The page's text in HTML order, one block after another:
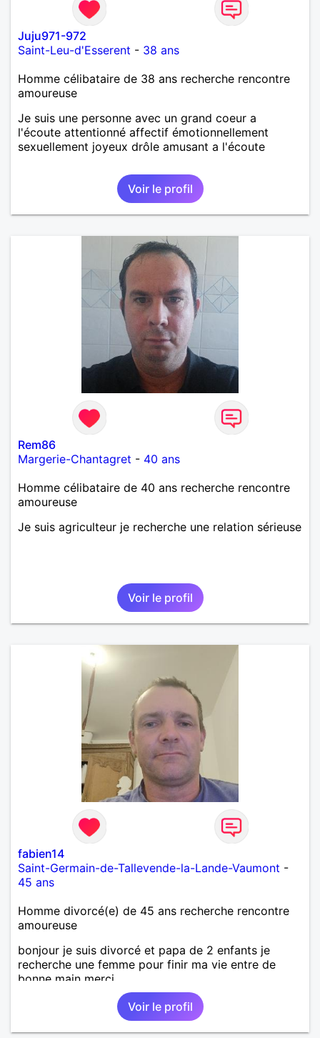
Juju971-972
Saint-Leu-d'Esserent - 38 ans
Homme célibataire de 38 ans recherche rencontre
amoureuse
Je suis une personne avec un grand coeur a
l'écoute attentionné affectif émotionnellement
sexuellement joyeux drôle amusant a l'écoute
Voir le profil
Rem86
Margerie-Chantagret - 40 ans
Homme célibataire de 40 ans recherche rencontre
amoureuse
Je suis agriculteur je recherche une relation sérieuse
Voir le profil
fabien14
Saint-Germain-de-Tallevende-la-Lande-Vaumont -
45 ans
Homme divorcé(e) de 45 ans recherche rencontre
amoureuse
bonjour je suis divorcé et papa de 2 enfants je
recherche une femme pour finir ma vie entre de
bonne main merci
Voir le profil